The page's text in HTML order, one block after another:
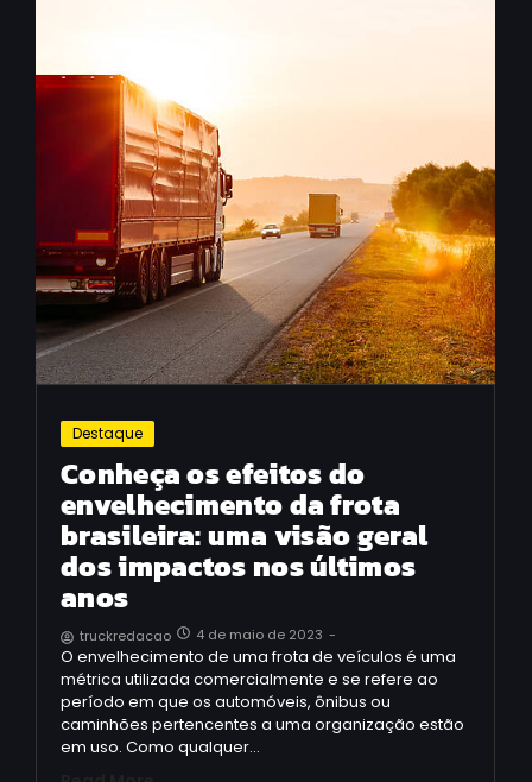
Destaque
Conheça os efeitos do
envelhecimento da frota
brasileira: uma visão geral
dos impactos nos últimos
anos
truckredacao 4 de maio de 2023 -
O envelhecimento de uma frota de veículos é uma
métrica utilizada comercialmente e se refere ao
período em que os automóveis, ônibus ou
caminhões pertencentes a uma organização estão
em uso. Como qualquer…